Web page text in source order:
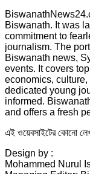
Biswanath. It was
commitment to
journalism. The
Biswanath news,
events. It covers
economics,
dedicated young
informed.
and offers a fresh
এই ওয়েবসাইটের কোনো
Design by :
Mohammed Nurul